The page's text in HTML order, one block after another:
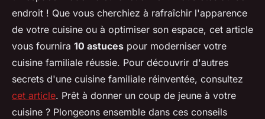
Clément• 12 février 2025•6 min de lecture
endroit ! Que vous cherchiez à rafraîchir l'apparence
de votre cuisine ou à optimiser son espace, cet article
vous fournira 10 astuces pour moderniser votre
cuisine familiale réussie. Pour découvrir d'autres
secrets d'une cuisine familiale réinventée, consultez
cet article. Prêt à donner un coup de jeune à votre
cuisine ? Plongeons ensemble dans ces conseils